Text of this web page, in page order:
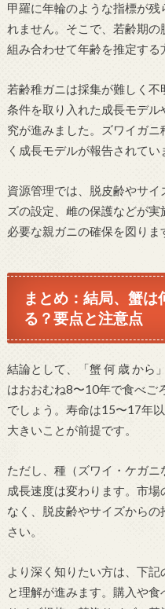
甲羅に年輪のような指標が
れません。そこで、若齢期
組み合わせて年齢を推定する
若齢稚ガニは採集が難しく
条件を取り入れた成長モデ
究が進みました。ズワイガ
く成長モデルが報告されてい
資源管理では、脱皮齢やサ
ズの設定、雌の保護などが
必要な親ガニの確保を図りま
まとめ：結局、蟹は
る？要点と注意点
結論として、「蟹 何 歳 から
はおおむね8〜10年で食べご
でしょう。寿命は15〜17年
大きいことが前提です。
ただし、種（ズワイ・ケガ
成長速度は変わります。市
なく、脱皮齢やサイズから
さい。
より深く知りたい方は、下
と理解が進みます。購入や